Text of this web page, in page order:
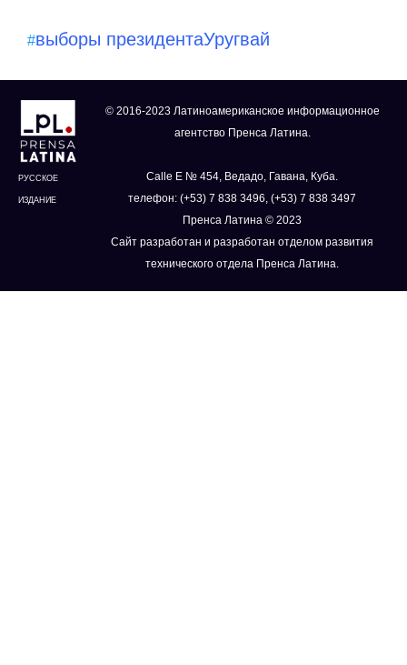
#выборы президентаУругвай
РУССКОЕ
ИЗДАНИЕ
© 2016-2023 Латиноамериканское информационное
агентство Пренса Латина.
Calle E № 454, Ведадо, Гавана, Куба.
телефон: (+53) 7 838 3496, (+53) 7 838 3497
Пренса Латина © 2023
Сайт разработан и разработан отделом развития
технического отдела Пренса Латина.